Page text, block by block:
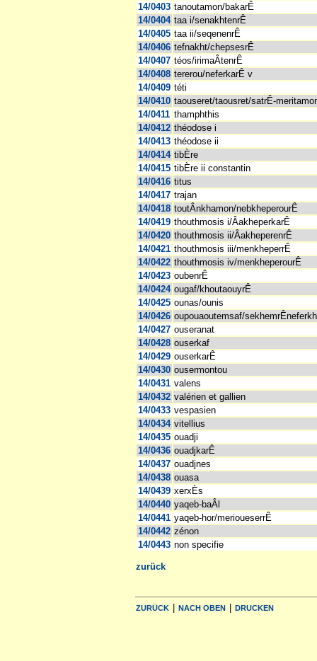
14/0403 tanoutamon/bakarÊ
14/0404 taa i/senakhtenrÊ
14/0405 taa ii/seqenenrÊ
14/0406 tefnakht/chepsesrÊ
14/0407 téos/irimaÂtenrÊ
14/0408 tererou/neferkarÊ v
14/0409 téti
14/0410 taouseret/taousret/satrÊ-
14/0411 thamphthis
14/0412 théodose i
14/0413 théodose ii
14/0414 tibÈre
14/0415 tibÈre ii constantin
14/0416 titus
14/0417 trajan
14/0418 toutÂnkhamon/nebkheperourÊ
14/0419 thouthmosis i/ÂakheperkarÊ
14/0420 thouthmosis ii/ÂakheperenrÊ
14/0421 thouthmosis iii/menkheperrÊ
14/0422 thouthmosis iv/menkheperourÊ
14/0423 oubenrÊ
14/0424 ougaf/khoutaouyrÊ
14/0425 ounas/ounis
14/0426 oupouaoutemsaf/
14/0427 ouseranat
14/0428 ouserkaf
14/0429 ouserkarÊ
14/0430 ousermontou
14/0431 valens
14/0432 valérien et gallien
14/0433 vespasien
14/0434 vitellius
14/0435 ouadji
14/0436 ouadjkarÊ
14/0437 ouadjnes
14/0438 ouasa
14/0439 xerxÈs
14/0440 yaqeb-baÂl
14/0441 yaqeb-hor/merioueserrÊ
14/0442 zénon
14/0443 non specifie
zurück
ZURÜCK | NACH OBEN | DRUCKEN